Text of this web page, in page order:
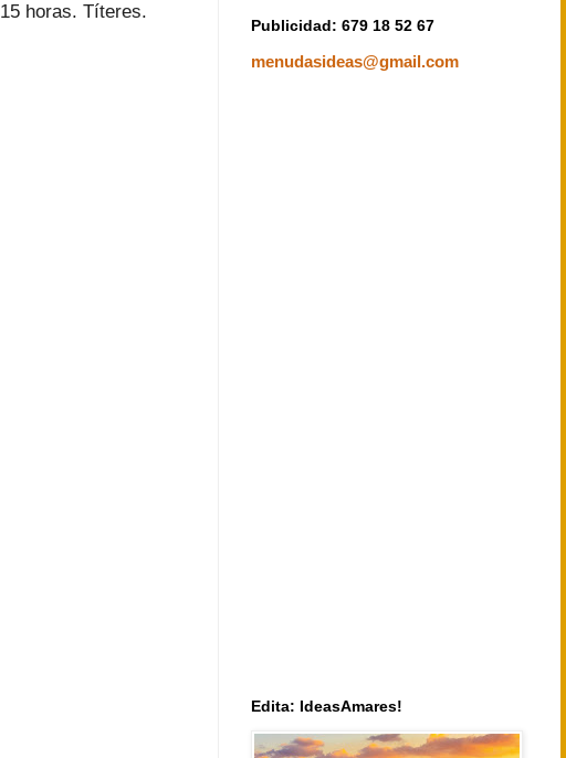
horas. Títeres.
Publicidad: 679 18 52 67
menudasideas@gmail.com
Edita: IdeasAmares!